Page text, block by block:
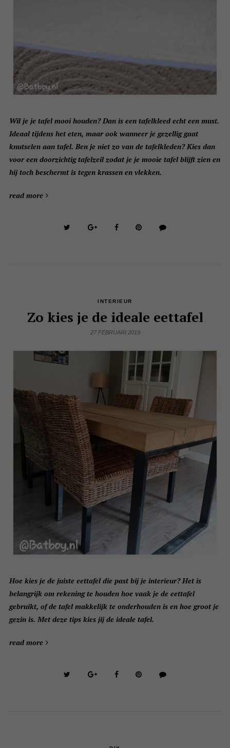
Wil je je tafel mooi houden? Dan is een tafelkleed echt een must.
Ideaal tijdens het eten, maar ook wanneer je gezellig gaat
knutselen aan tafel. Ben je niet zo van de tafelkleden? Kies dan
voor een doorzichtig tafelzeil zodat je je mooie tafel blijft zien en
hij toch beschermt is tegen krassen en vlekken.
read more
INTERIEUR
Zo kies je de ideale eettafel
27 FEBRUARI 2019
Hoe kies je de juiste eettafel die past bij je interieur? Het is
belangrijk om rekening te houden hoe vaak je de eettafel
gebruikt, of de tafel makkelijk te onderhouden is en hoe groot je
gezin is. Met deze tips kies jij de ideale tafel.
read more